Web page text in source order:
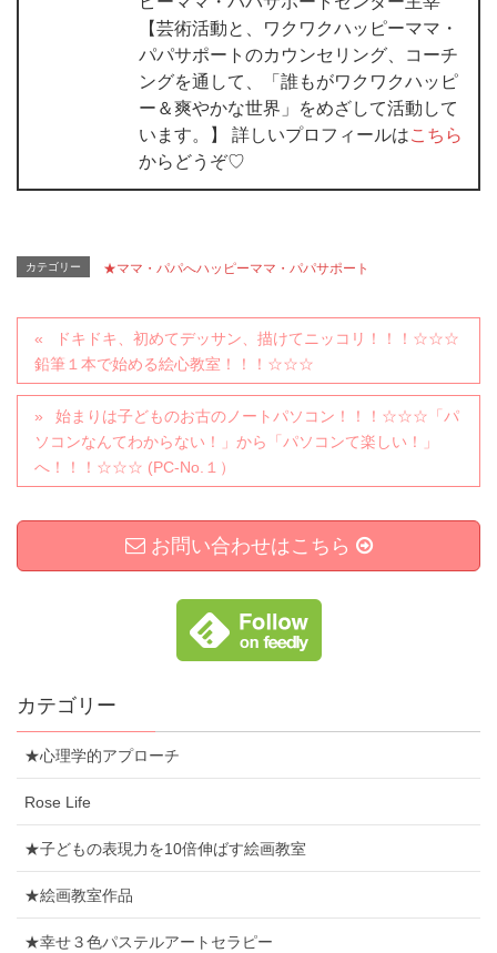
【芸術活動と、ワクワクハッピーママ・
パパサポートのカウンセリング、コーチ
ングを通して、「誰もがワクワクハッピ
ー＆爽やかな世界」をめざして活動して
います。】 詳しいプロフィールはこちら
からどうぞ♡
カテゴリー ★ママ・パパへハッピーママ・パパサポート
ドキドキ、初めてデッサン、描けてニッコリ！！！☆☆☆
鉛筆１本で始める絵心教室！！！☆☆☆
始まりは子どものお古のノートパソコン！！！☆☆☆「パ
ソコンなんてわからない！」から「パソコンて楽しい！」
へ！！！☆☆☆ (PC-No.１）
お問い合わせはこちら
カテゴリー
★心理学的アプローチ
Rose Life
★子どもの表現力を10倍伸ばす絵画教室
★絵画教室作品
★幸せ３色パステルアートセラピー